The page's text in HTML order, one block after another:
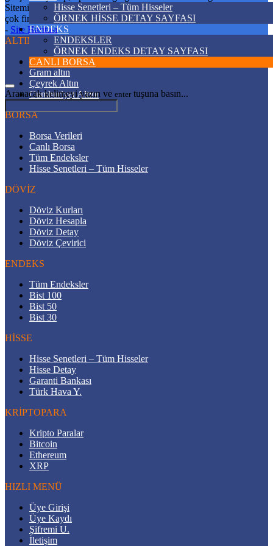
Hisse Senetleri – Tüm Hisseler
ÖRNEK HİSSE DETAY SAYFASI
ENDEKS
ENDEKSLER
ÖRNEK ENDEKS DETAY SAYFASI
CANLI BORSA
Aranacak kelimeyi yazın ve entertuşuna basın...
Sitemizden Altın, Döviz Bilgileri, Kripto Para, Borsa ve daha bir
çok finans bilgilerini anlık olarak takip edebilirsiniz.
- Site Haritası
ALTIN
Altın Fiyatları
Gram altın
Çeyrek Altın
Cumhuriyet Altını
BORSA
Borsa Verileri
Canlı Borsa
Tüm Endeksler
Hisse Senetleri – Tüm Hisseler
DÖVİZ
Döviz Kurları
Döviz Hesapla
Döviz Detay
Döviz Çevirici
ENDEKS
Tüm Endeksler
Bist 100
Bist 50
Bist 30
HİSSE
Hisse Senetleri – Tüm Hisseler
Hisse Detay
Garanti Bankası
Türk Hava Y.
KRİPTOPARA
Kripto Paralar
Bitcoin
Ethereum
XRP
HIZLI MENÜ
Üye Girişi
Üye Kaydı
Şifremi U.
İletişim